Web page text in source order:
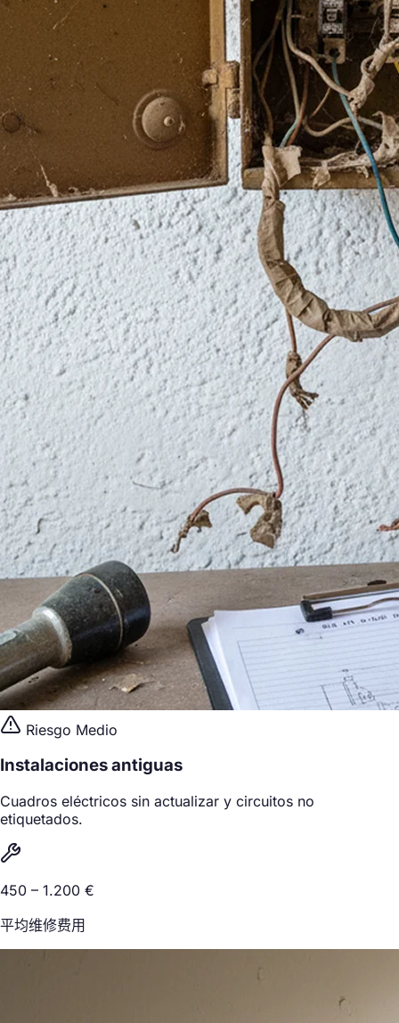
Riesgo Medio
Instalaciones antiguas
Cuadros eléctricos sin actualizar y circuitos no
etiquetados.
450 – 1.200 €
平均维修费用